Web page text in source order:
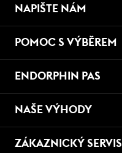
NAPIŠTE NÁM
POMOC S VÝBĚREM
ENDORPHIN PAS
NAŠE VÝHODY
ZÁKAZNICKÝ SERVIS